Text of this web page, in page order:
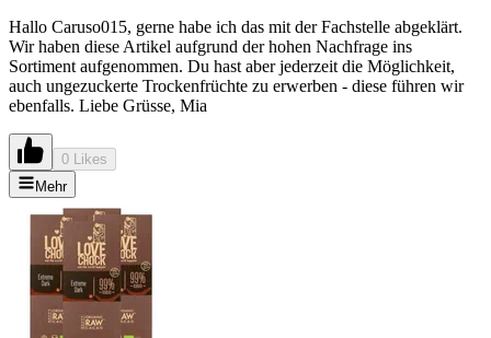
Hallo Caruso015, gerne habe ich das mit der Fachstelle abgeklärt.
Wir haben diese Artikel aufgrund der hohen Nachfrage ins
Sortiment aufgenommen. Du hast aber jederzeit die Möglichkeit,
auch ungezuckerte Trockenfrüchte zu erwerben - diese führen wir
ebenfalls. Liebe Grüsse, Mia
0 Likes
Mehr